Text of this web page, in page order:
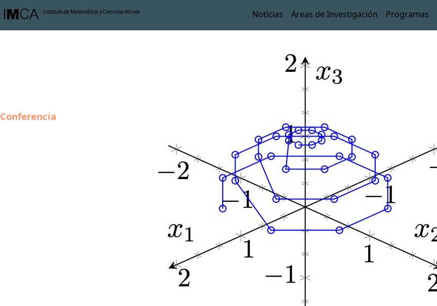
M CA Instituto de Matemática y Ciencias Afines Noticias Áreas de Investigación Programas
Conferencia